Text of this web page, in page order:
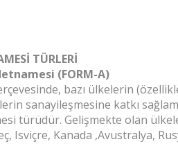
TÜRLERİ
(FORM-A)
bazı ülkelerin
sanayileşmesine katkı
türüdür. Gelişmekte olan
Isviçre, Kanada ,Avustralya,